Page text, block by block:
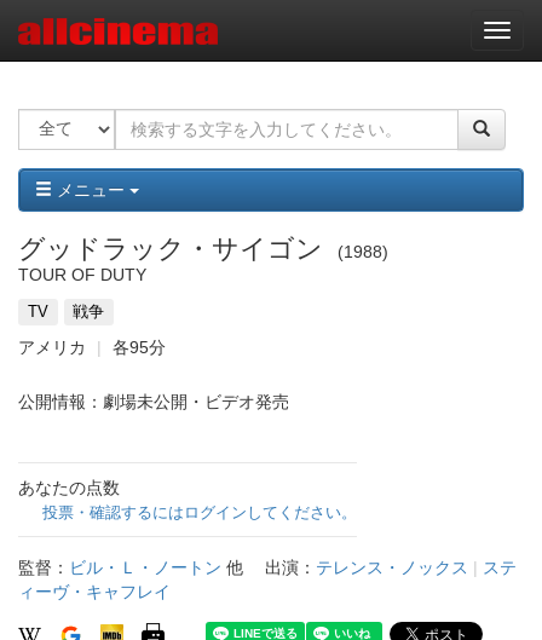
ナ
ビ
ー
ョ
ン
メニュー
グッドラック・サイゴン
1988
TOUR OF DUTY
TV 戦争
アメリカ 各95分
公開情報：劇場未公開・ビデオ発売
あなたの点数
投票・確認するにはログインしてください。
監督： ビル・Ｌ・ノートン 他 出演： テレンス・ノックス | ステ
ィーヴ・キャフレイ